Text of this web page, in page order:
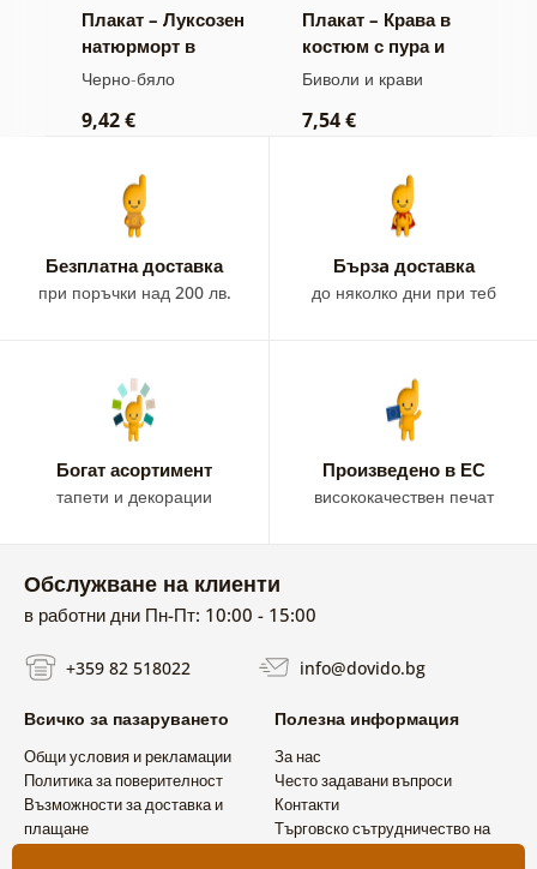
Плакат – Луксозен
натюрморт в
черно и бяло
Черно-бяло
9,42 €
Плакат – Крава в
костюм с пура и
уиски
Биволи и крави
7,54 €
Безплатна доставка
при поръчки над 200 лв.
Бързa доставка
до няколко дни при теб
Богат асортимент
тапети и декорации
Произведено в ЕС
висококачествен печат
Обслужване на клиенти
в работни дни Пн-Пт: 10:00 - 15:00
+359 82 518022 info@dovido.bg
Всичко за пазаруването
Общи условия и рекламации
Политика за поверителност
Възможности за доставка и
плащане
Полезна информация
За нас
Често задавани въпроси
Контакти
Търговско сътрудничество на